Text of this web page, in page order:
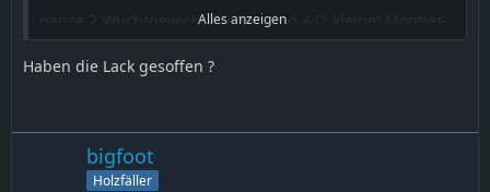
ganze 2 Wuchtgewichtstreifen und 4 (2 kleine) Montier-
Eisen. Ursprünglich knapp 90€. Jetzt ein Schnapper
a110648-0
was die 2 Klebestreifen ausmachen.
Alles anzeigen
Haben die Lack gesoffen ?
bigfoot
Holzfäller